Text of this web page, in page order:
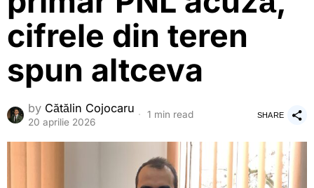
cifrele din teren
spun altceva
by Cătălin Cojocaru
20 aprilie 2026
1 min read SHARE